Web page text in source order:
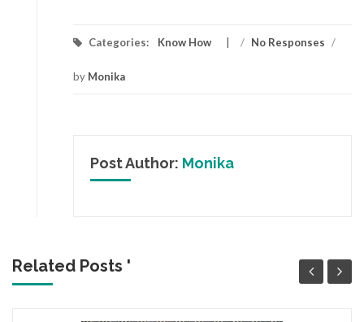
Categories: Know How / No Responses /
by Monika
Post Author: Monika
Related Posts '